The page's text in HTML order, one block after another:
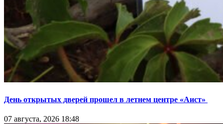
День открытых дверей прошел в летнем центре «Аист»
07 августа, 2026 18:48